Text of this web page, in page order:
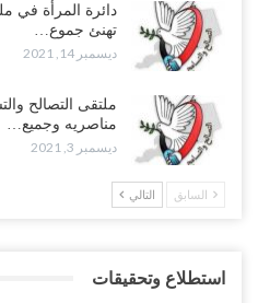
دائرة المرأة في
تهنئ جموع…
ديسمبر 14, 2021
ملتقى التصالح
مناصريه وجميع…
ديسمبر 3, 2021
السابق التالي
استطلاع وتحقيقات